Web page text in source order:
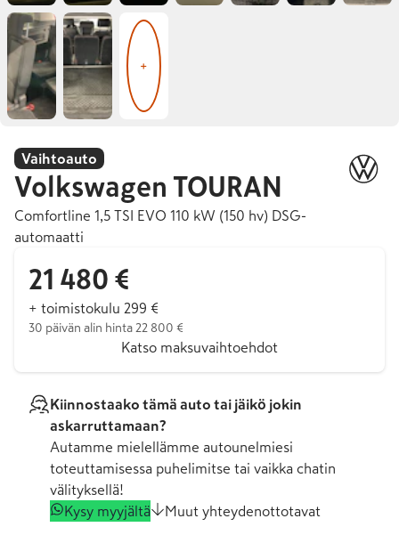
+
Vaihtoauto
Volkswagen TOURAN
Comfortline 1,5 TSI EVO 110 kW (150 hv) DSG-
automaatti
21 480 €
+ toimistokulu 299 €
30 päivän alin hinta 22 800 €
Katso maksuvaihtoehdot
Kiinnostaako tämä auto tai jäikö jokin
askarruttamaan?
Autamme mielellämme autounelmiesi
toteuttamisessa puhelimitse tai vaikka chatin
välityksellä!
Kysy myyjältä
Muut yhteydenottotavat